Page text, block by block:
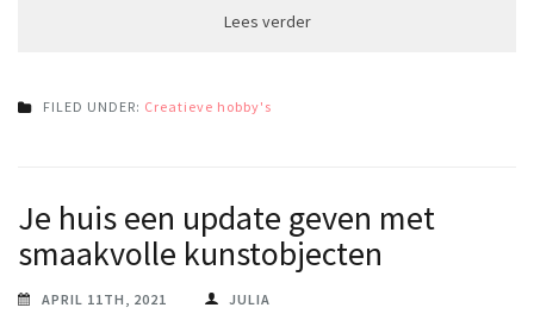
FILED UNDER: Creatieve hobby's
Je huis een update geven met
smaakvolle kunstobjecten
APRIL 11TH, 2021 JULIA